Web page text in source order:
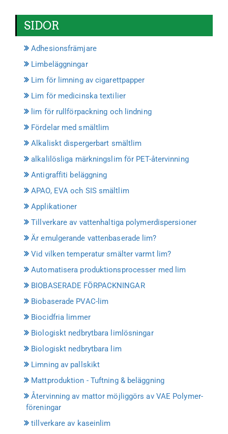
SIDOR
Adhesionsfrämjare
Limbeläggningar
Lim för limning av cigarettpapper
Lim för medicinska textilier
lim för rullförpackning och lindning
Fördelar med smältlim
Alkaliskt dispergerbart smältlim
alkalilösliga märkningslim för PET-återvinning
Antigraffiti beläggning
APAO, EVA och SIS smältlim
Applikationer
Tillverkare av vattenhaltiga polymerdispersioner
Är emulgerande vattenbaserade lim?
Vid vilken temperatur smälter varmt lim?
Automatisera produktionsprocesser med lim
BIOBASERADE FÖRPACKNINGAR
Biobaserade PVAC-lim
Biocidfria limmer
Biologiskt nedbrytbara limlösningar
Biologiskt nedbrytbara lim
Limning av pallskikt
Mattproduktion - Tuftning & beläggning
Återvinning av mattor möjliggörs av VAE Polymer-
föreningar
tillverkare av kaseinlim